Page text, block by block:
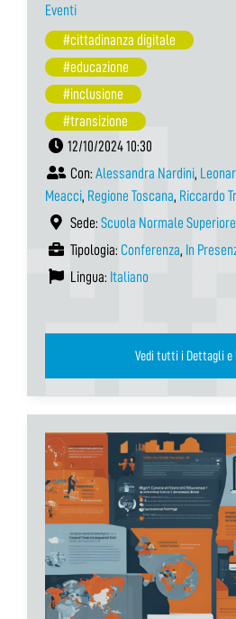
Eventi
#cittadinanza digitale
#educazione
#inclusione
#transizione
12/10/2024 10:30
Con: Alessandra Nardini,
Meacci, Regione Toscana, Riccardo
Sede: Scuola Normale Superiore
Tipologia: Conferenza, In
Lingua: Italiano
Vedi tutti i Dettagli e